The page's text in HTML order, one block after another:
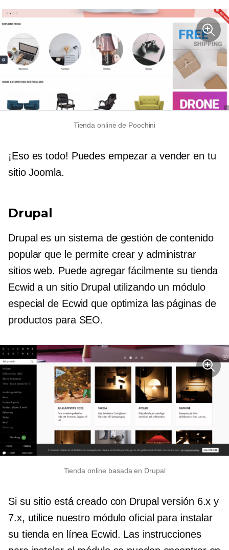
Tienda online de Poochini
¡Eso es todo! Puedes empezar a vender en tu
sitio Joomla.
Drupal
Drupal es un sistema de gestión de contenido
popular que le permite crear y administrar
sitios web. Puede agregar fácilmente su tienda
Ecwid a un sitio Drupal utilizando un módulo
especial de Ecwid que optimiza las páginas de
productos para SEO.
Tienda online basada en Drupal
Si su sitio está creado con Drupal versión 6.x y
7.x, utilice nuestro módulo oficial para instalar
su tienda en línea Ecwid. Las instrucciones